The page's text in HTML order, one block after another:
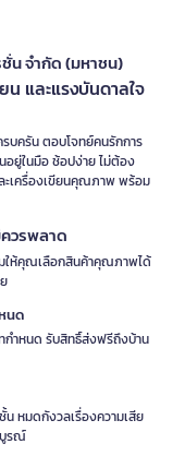
ชั่น จำกัด (มหาชน)
น และแรงบันดาลใจ
บครัน ตอบโจทย์คนรักการ
อยู่ในมือ ช้อปง่าย ไม่ต้อง
ะเครื่องเขียนคุณภาพ พร้อม
วรพลาด
ให้คุณเลือกสินค้าคุณภาพได้
นด
ำหนด รับสิทธิ์ส่งฟรีถึงบ้าน
หมดกังวลเรื่องความเสีย
รณ์